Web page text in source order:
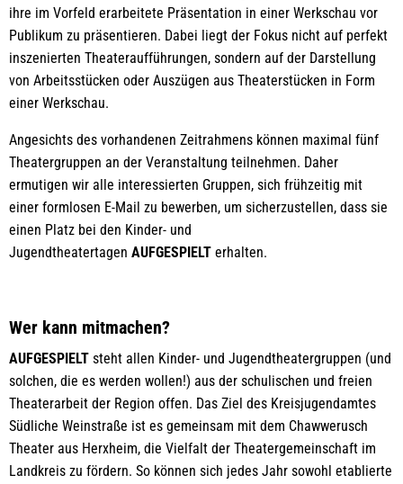
ihre im Vorfeld erarbeitete Präsentation in einer Werkschau vor
Publikum zu präsentieren. Dabei liegt der Fokus nicht auf perfekt
inszenierten Theateraufführungen, sondern auf der Darstellung
von Arbeitsstücken oder Auszügen aus Theaterstücken in Form
einer Werkschau.
Angesichts des vorhandenen Zeitrahmens können maximal fünf
Theatergruppen an der Veranstaltung teilnehmen. Daher
ermutigen wir alle interessierten Gruppen, sich frühzeitig mit
einer formlosen E-Mail zu bewerben, um sicherzustellen, dass sie
einen Platz bei den Kinder- und
Jugendtheatertagen AUFGESPIELT erhalten.
Wer kann mitmachen?
AUFGESPIELT steht allen Kinder- und Jugendtheatergruppen (und
solchen, die es werden wollen!) aus der schulischen und freien
Theaterarbeit der Region offen. Das Ziel des Kreisjugendamtes
Südliche Weinstraße ist es gemeinsam mit dem Chawwerusch
Theater aus Herxheim, die Vielfalt der Theatergemeinschaft im
Landkreis zu fördern. So können sich jedes Jahr sowohl etablierte